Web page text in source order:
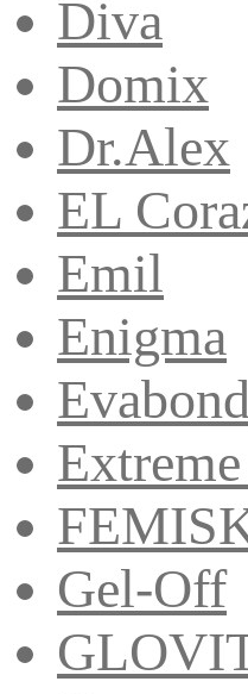
Diva
Domix
Dr.Alex
EL
Emil
Enigma
Evabond
Gel-Off